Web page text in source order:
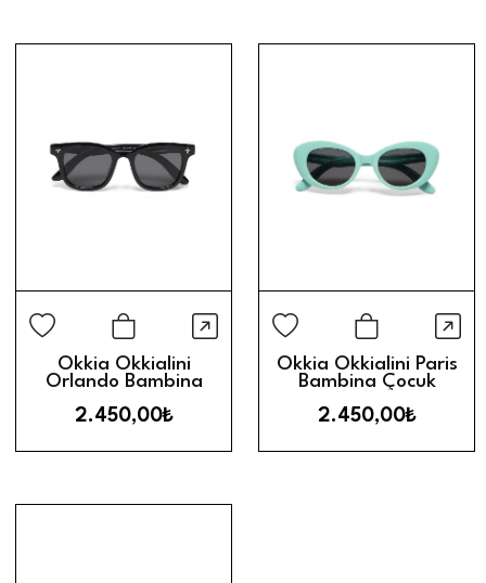
Sepete Ekle
Hızlı Görünüm
Okkia Okkialini
Orlando Bambina
(3-5 Yaş) // Black
2.450,00₺
Sepete
Okkia Okkialini Paris
Bambina Çocuk
Yaş) // Turquoise
2.450,00₺